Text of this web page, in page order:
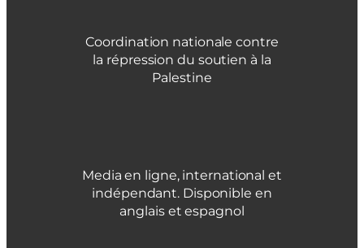
Coordination nationale contre
la répression du soutien à la
Palestine
Media en ligne, international et
indépendant. Disponible en
anglais et espagnol